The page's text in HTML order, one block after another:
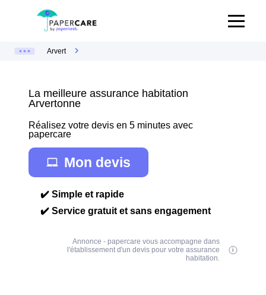
Arvert
La meilleure assurance habitation
Arvertonne
Réalisez votre devis en 5 minutes avec
papercare
Mon devis
✔️ Simple et rapide
✔️ Service gratuit et sans engagement
Annonce - papercare vous accompagne dans
l'établissement d'un devis pour votre assurance
habitation.